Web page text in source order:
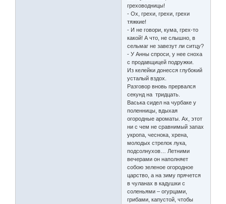
греховодницы!
- Ох, грехи, грехи, грехи
тяжкие!
- И не говори, кума, грех-то
какой! А что, не слышно, в
сельмаг не завезут ли ситцу?
- У Анны спроси, у нее сноха
с продавщицей подружки.
Из келейки донесся глубокий
усталый вздох.
Разговор вновь прервался
секунд на тридцать.
Васька сидел на чурбаке у
поленницы, вдыхая
огородные ароматы. Ах, этот
ни с чем не сравнимый запах
укропа, чеснока, хрена,
молодых стрелок лука,
подсолнухов… Летними
вечерами он наполняет
собою зеленое огородное
царство, а на зиму прячется
в чуланах в кадушки с
соленьями – огурцами,
грибами, капустой, чтобы